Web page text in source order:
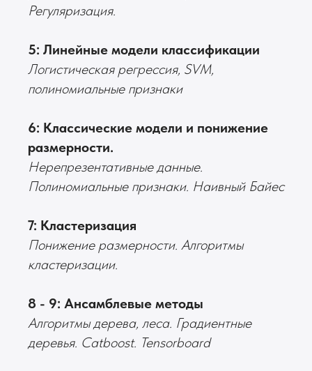
Регуляризация.
5: Линейные модели классификации
Логистическая регрессия, SVM,
полиномиальные признаки
6: Классические модели и понижение
размерности.
Нерепрезентативные данные.
Полиномиальные признаки. Наивный Байес
7: Кластеризация
Понижение размерности. Алгоритмы
кластеризации.
8 - 9: Ансамблевые методы
Алгоритмы дерева, леса. Градиентные
деревья. Catboost. Tensorboard